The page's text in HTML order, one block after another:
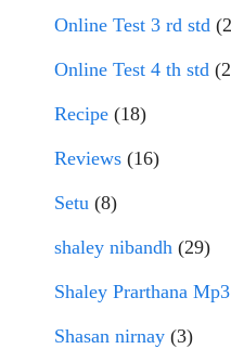
Online Test 3 rd std
Online Test 4 th std
Recipe (18)
Reviews (16)
Setu (8)
shaley nibandh (29)
Shaley Prarthana Mp3
Shasan nirnay (3)